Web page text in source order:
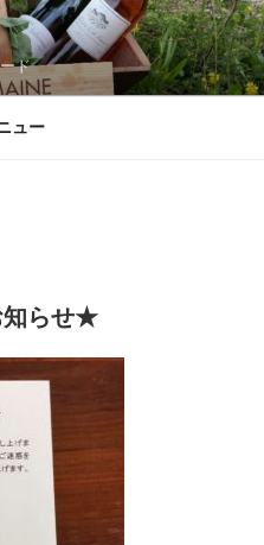
ド
ュー
知らせ★